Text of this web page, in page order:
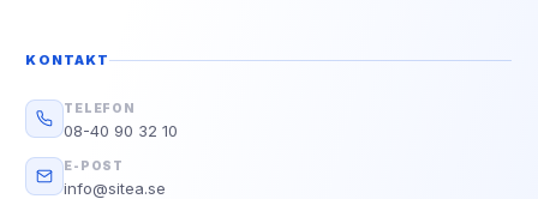
KONTAKT
TELEFON
08-40 90 32 10
E-POST
info@sitea.se